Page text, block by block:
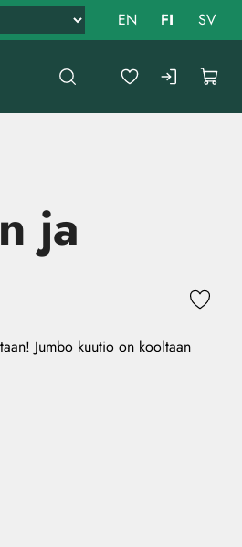
EN FI SV
ja
Jumbo kuutio on kooltaan